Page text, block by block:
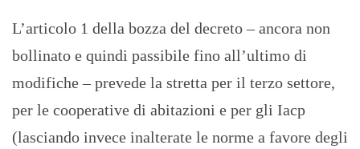
L’articolo 1 della bozza del decreto – ancora non
bollinato e quindi passibile fino all’ultimo di
modifiche – prevede la stretta per il terzo settore,
per le cooperative di abitazioni e per gli Iacp
(lasciando invece inalterate le norme a favore degli